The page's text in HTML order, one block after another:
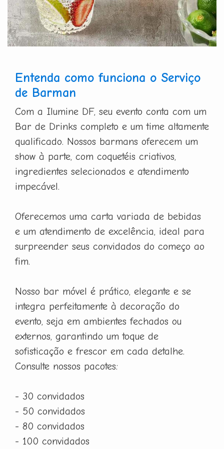
Entenda como funciona o Serviço
de Barman
Com a Ilumine DF, seu evento conta com um
Bar de Drinks completo e um time altamente
qualificado. Nossos barmans oferecem um
show à parte, com coquetéis criativos,
ingredientes selecionados e atendimento
impecável.
Oferecemos uma carta variada de bebidas
e um atendimento de excelência, ideal para
surpreender seus convidados do começo ao
fim.
Nosso bar móvel é prático, elegante e se
integra perfeitamente à decoração do
evento, seja em ambientes fechados ou
externos, garantindo um toque de
sofisticação e frescor em cada detalhe.
Consulte nossos pacotes:
- 30 convidados
- 50 convidados
- 80 convidados
- 100 convidados